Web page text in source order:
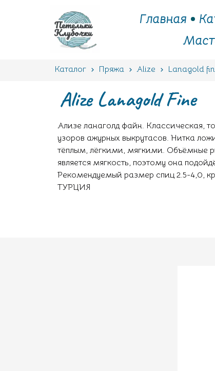
Главная
Каталог Пряжа Alize Lanagold
Ализе ланаголд файн. Классическая,
узоров ажурных выкрутасов. Нитка
тёплым, лёгкими, мягкими. Объёмные
является мягкость, поэтому она
Рекомендуемый размер спиц 2.5-4,0,
ТУРЦИЯ
Alize Lanagold Fine